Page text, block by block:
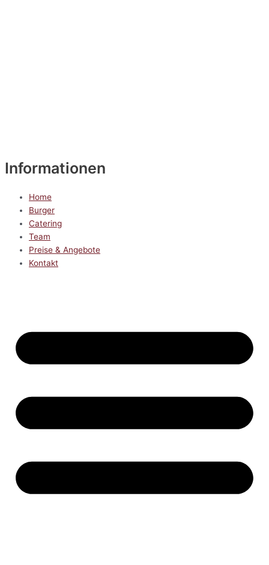
Informationen
Home
Burger
Catering
Team
Preise & Angebote
Kontakt